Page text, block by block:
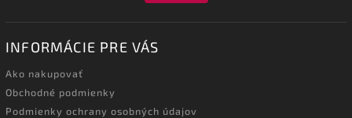
INFORMÁCIE PRE VÁS
Ako nakupovať
Obchodné podmienky
Podmienky ochrany osobných údajov